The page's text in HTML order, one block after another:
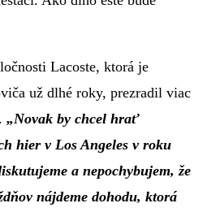
Lacoste, ktorá je
už dlhé roky, prezradil viac
„Novak by chcel hrať
hier v Los Angeles v roku
a nepochybujem, že
nájdeme dohodu, ktorá